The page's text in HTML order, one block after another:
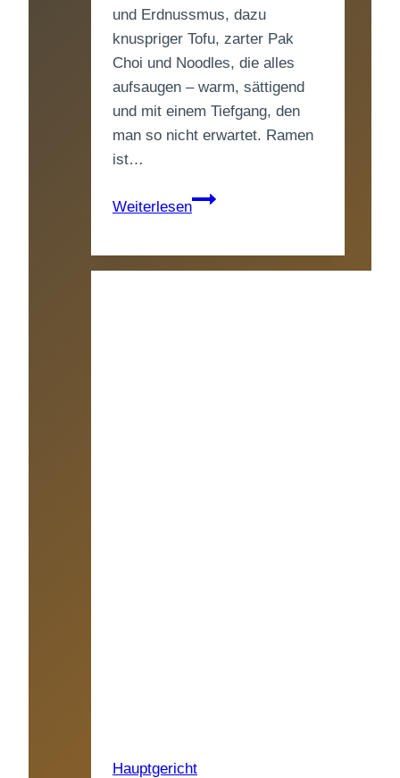
und Erdnussmus, dazu
knuspriger Tofu, zarter Pak
Choi und Noodles, die alles
aufsaugen – warm, sättigend
und mit einem Tiefgang, den
man so nicht erwartet. Ramen
ist…
Weiterlesen
Vegane
Hauptgericht